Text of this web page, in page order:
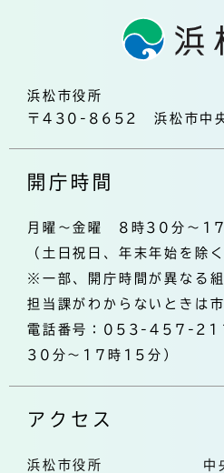
浜松市役所
〒430-8652 浜松市中
開庁時間
月曜～金曜 8時30分～
（土日祝日、年末年始を除く
※一部、開庁時間が異なる
担当課がわからないときは
電話番号：053-457-
30分～17時15分）
アクセス
浜松市役所
中